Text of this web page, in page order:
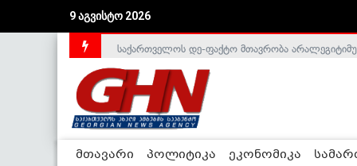
9 აგვისტო 2026
საქართველოს დე-ფაქტო მთავრობა
მთავარი პოლიტიკა ეკონომიკა